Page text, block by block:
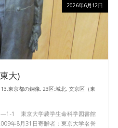
大)
13.東京都の銅像, 23区:城北, 文京区（東
1 東京大学農学生命科学図書館
年8月31日寄贈者：東京大学名誉
2026年6月12日